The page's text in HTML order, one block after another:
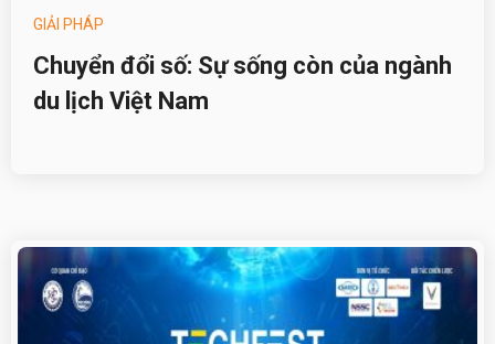
GIẢI PHÁP
Chuyển đổi số: Sự sống còn của ngành
du lịch Việt Nam